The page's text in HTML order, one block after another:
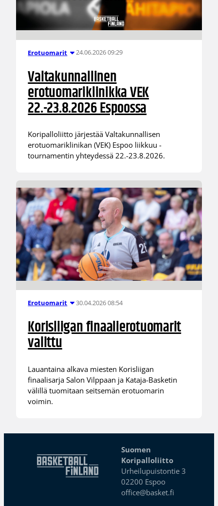
Erotuomarit 24.06.2026 09:29
Valtakunnallinen
erotuomariklinikka VEK
22.-23.8.2026 Espoossa
Koripalloliitto järjestää Valtakunnallisen
erotuomariklinikan (VEK) Espoo liikkuu -
tournamentin yhteydessä 22.-23.8.2026.
Erotuomarit 30.04.2026 08:54
Korisliigan finaalierotuomarit
valittu
Lauantaina alkava miesten Korisliigan
finaalisarja Salon Vilppaan ja Kataja-Basketin
välillä tuomitaan seitsemän erotuomarin
voimin.
Suomen
Koripalloliitto
Urheilupuistontie 3
02200 Espoo
office@basket.fi